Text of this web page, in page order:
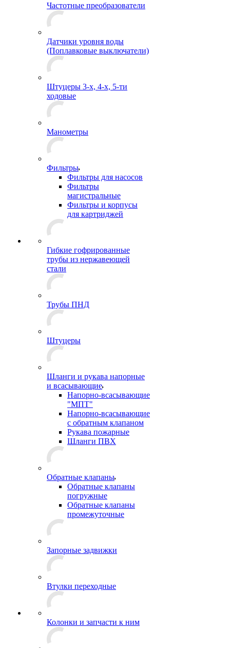
Частотные преобразователи
Датчики уровня воды
(Поплавковые выключатели)
Штуцеры 3-х, 4-х, 5-ти
ходовые
Манометры
Фильтры
Фильтры для насосов
Фильтры
магистральные
Фильтры и корпусы
для картриджей
Гибкие гофрированные
трубы из нержавеющей
стали
Трубы ПНД
Штуцеры
Шланги и рукава напорные
и всасывающие
Напорно-всасывающие
"МПТ"
Напорно-всасывающие
с обратным клапаном
Рукава пожарные
Шланги ПВХ
Обратные клапаны
Обратные клапаны
погружные
Обратные клапаны
промежуточные
Запорные задвижки
Втулки переходные
Колонки и запчасти к ним